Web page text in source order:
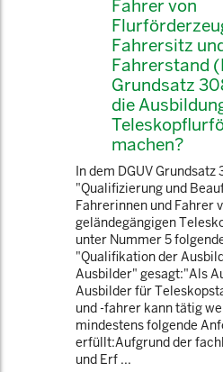
Fahrer von
Fahrersitz
Fahrerstand
Grundsatz
die
machen?
In dem DGUV Grundsatz
"Qualifizierung und
Fahrerinnen und Fahrer
geländegängigen
unter Nummer 5
"Qualifikation der
Ausbilder" gesagt:"Als
Ausbilder für
und -fahrer kann tätig
mindestens folgende
erfüllt:Aufgrund der
und Erf ...